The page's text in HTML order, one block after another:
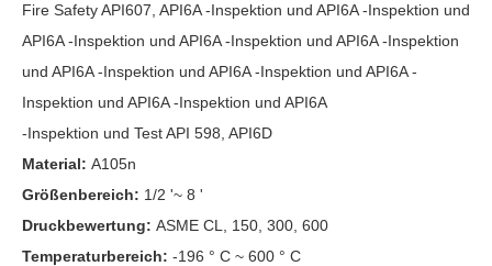
Fire Safety API607, API6A -Inspektion und API6A -Inspektion und
API6A -Inspektion und API6A -Inspektion und API6A -Inspektion
und API6A -Inspektion und API6A -Inspektion und API6A -
Inspektion und API6A -Inspektion und API6A
-Inspektion und Test API 598, API6D
Material: A105n
Größenbereich: 1/2 '~ 8 '
Druckbewertung: ASME CL, 150, 300, 600
Temperaturbereich: -196 ° C ~ 600 ° C